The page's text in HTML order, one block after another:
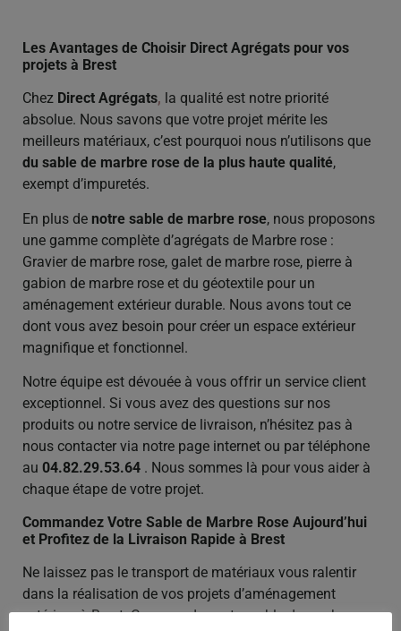
Les Avantages de Choisir Direct Agrégats pour vos
projets à Brest
Chez Direct Agrégats, la qualité est notre priorité
absolue. Nous savons que votre projet mérite les
meilleurs matériaux, c’est pourquoi nous n’utilisons que
du sable de marbre rose de la plus haute qualité,
exempt d’impuretés.
En plus de notre sable de marbre rose, nous proposons
une gamme complète d’agrégats de Marbre rose :
Gravier de marbre rose, galet de marbre rose, pierre à
gabion de marbre rose et du géotextile pour un
aménagement extérieur durable. Nous avons tout ce
dont vous avez besoin pour créer un espace extérieur
magnifique et fonctionnel.
Notre équipe est dévouée à vous offrir un service client
exceptionnel. Si vous avez des questions sur nos
produits ou notre service de livraison, n’hésitez pas à
nous contacter via notre page internet ou par téléphone
au 04.82.29.53.64 . Nous sommes là pour vous aider à
chaque étape de votre projet.
Commandez Votre Sable de Marbre Rose Aujourd’hui
et Profitez de la Livraison Rapide à Brest
Ne laissez pas le transport de matériaux vous ralentir
dans la réalisation de vos projets d’aménagement
extérieur à Brest. Commandez votre sable de marbre